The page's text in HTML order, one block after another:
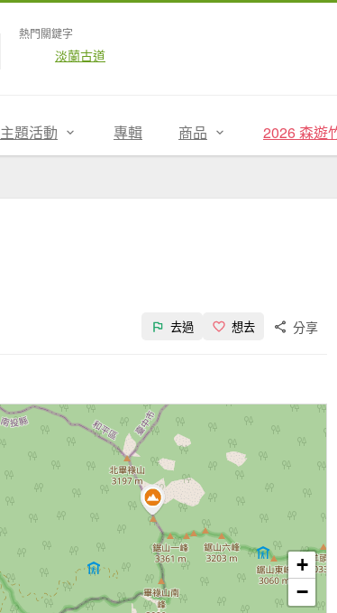
熱門關鍵字
淡蘭古道
主題活動 專輯 商品 2026 森遊
去過 想去 分享
+
−